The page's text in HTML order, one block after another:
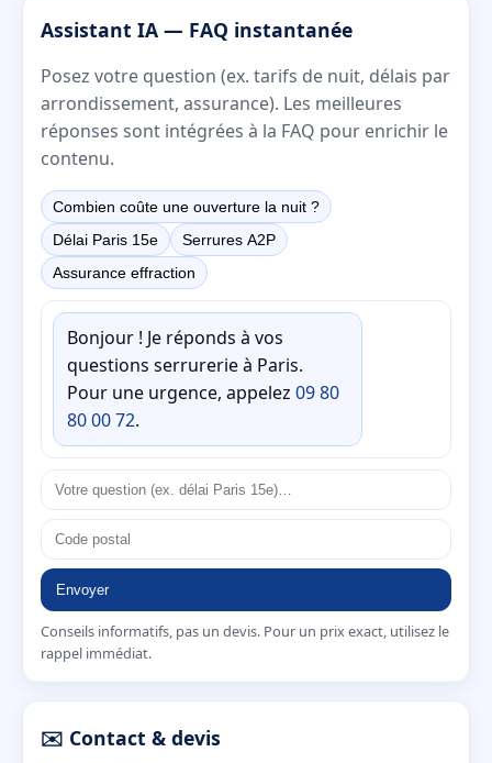
Assistant IA — FAQ instantanée
Posez votre question (ex. tarifs de nuit, délais par
arrondissement, assurance). Les meilleures
réponses sont intégrées à la FAQ pour enrichir le
contenu.
Combien coûte une ouverture la nuit ?
Délai Paris 15e
Serrures A2P
Assurance effraction
Bonjour ! Je réponds à vos
questions serrurerie à Paris.
Pour une urgence, appelez 09 80
80 00 72.
Envoyer
Conseils informatifs, pas un devis. Pour un prix exact, utilisez le
rappel immédiat.
✉️ Contact & devis